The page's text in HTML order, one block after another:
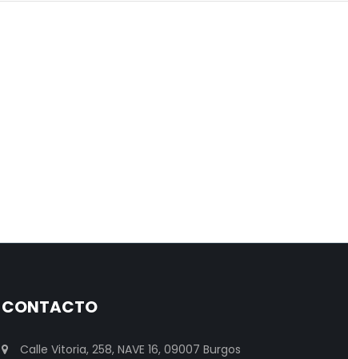
CONTACTO
Calle Vitoria, 258, NAVE 16, 09007 Burgos